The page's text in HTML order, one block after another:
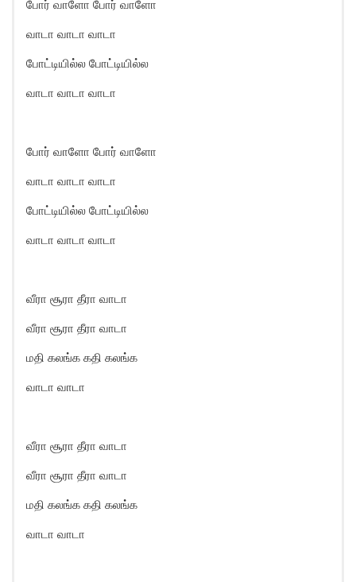
போர் வாளோ போர் வாளோ
வாடா வாடா வாடா
போட்டியில்ல போட்டியில்ல
வாடா வாடா வாடா
போர் வாளோ போர் வாளோ
வாடா வாடா வாடா
போட்டியில்ல போட்டியில்ல
வாடா வாடா வாடா
வீரா சூரா தீரா வாடா
வீரா சூரா தீரா வாடா
மதி கலங்க கதி கலங்க
வாடா வாடா
வீரா சூரா தீரா வாடா
வீரா சூரா தீரா வாடா
மதி கலங்க கதி கலங்க
வாடா வாடா